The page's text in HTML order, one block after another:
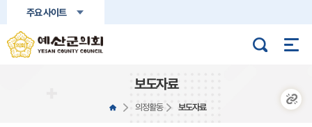
본문바로가기
주요 사이트
보도자료
의정활동 보도자료